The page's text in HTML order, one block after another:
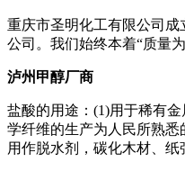
重庆市圣明化工有限公司
公司。我们始终本着“质量
泸州甲醇厂商
盐酸的用途：(1)用于稀有
学纤维的生产为人民所熟
用作脱水剂，碳化木材、纸